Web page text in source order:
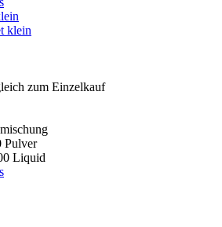
zum Einzelkauf
Pulver
Liquid